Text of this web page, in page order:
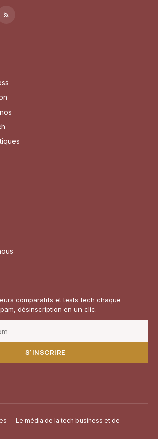
comparatifs et tests tech chaque
désinscription en un clic.
S'INSCRIRE
— Le média de la tech business et de